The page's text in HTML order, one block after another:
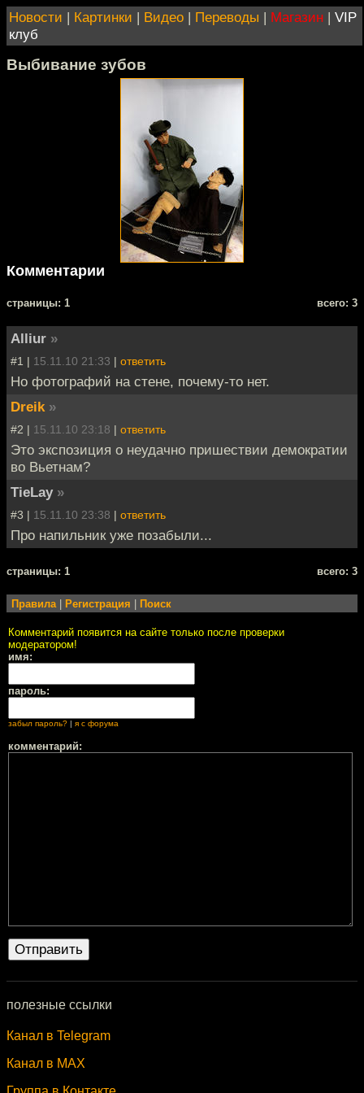
Новости | Картинки | Видео | Переводы | Магазин | VIP
клуб
Выбивание зубов
Комментарии
cтраницы: 1 всего: 3
Alliur »
#1 | 15.11.10 21:33 | ответить
Но фотографий на стене, почему-то нет.
Dreik »
#2 | 15.11.10 23:18 | ответить
Это экспозиция о неудачно пришествии демократии
во Вьетнам?
TieLay »
#3 | 15.11.10 23:38 | ответить
Про напильник уже позабыли...
cтраницы: 1 всего: 3
Правила Регистрация Поиск
Комментарий появится на сайте только после проверки
модератором!
имя:
пароль:
забыл пароль? | я с форума
комментарий:
полезные ссылки
Канал в Telegram
Канал в MAX